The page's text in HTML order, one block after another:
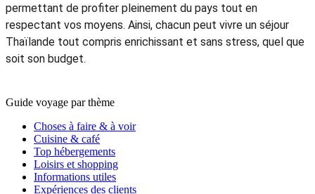
permettant de profiter pleinement du pays tout en
respectant vos moyens. Ainsi, chacun peut vivre un séjour
Thaïlande tout compris enrichissant et sans stress, quel que
soit son budget.
Guide voyage par thème
Choses à faire & à voir
Cuisine & café
Top hébergements
Loisirs et shopping
Informations utiles
Expériences des clients